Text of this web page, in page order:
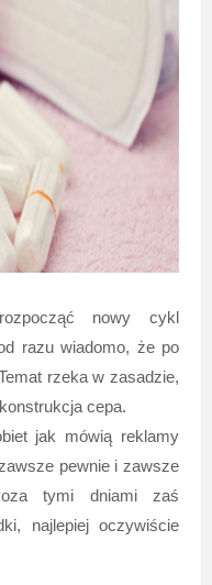
nowy cykl
razu wiadomo, że po
rzeka w zasadzie,
cepa.
jak mówią reklamy
pewnie i zawsze
tymi dniami zaś
najlepiej oczywiście